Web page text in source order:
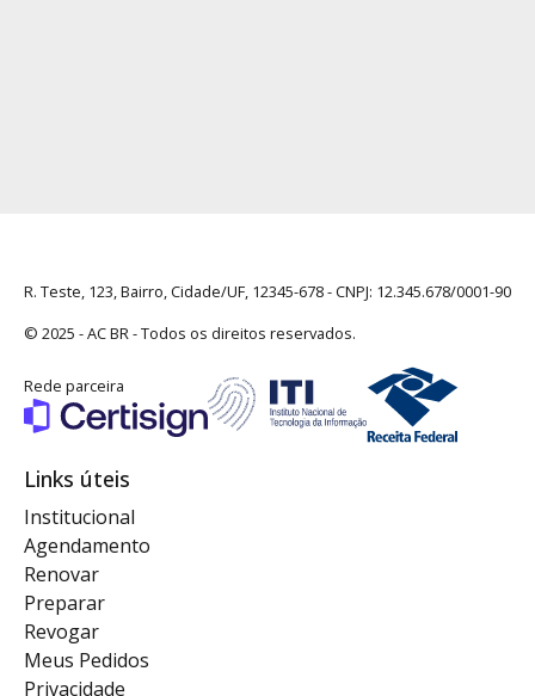
R. Teste, 123, Bairro, Cidade/UF, 12345-678 - CNPJ: 12.345.678/0001-90
© 2025 -AC BR- Todos os direitos reservados.
Rede parceira
Links úteis
Institucional
Agendamento
Renovar
Preparar
Revogar
Meus Pedidos
Privacidade